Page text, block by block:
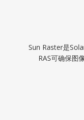
Sun Raster是
RAS可确保图